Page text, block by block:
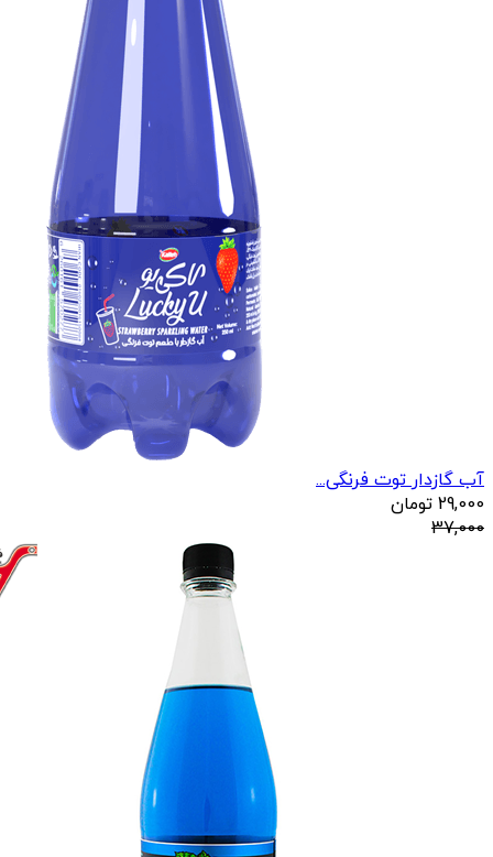
آب گازدار توت فرنگی...
29,000 تومان
37,000